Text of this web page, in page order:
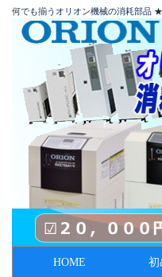
何でも揃うオリオン機械の消耗部
HOME 初